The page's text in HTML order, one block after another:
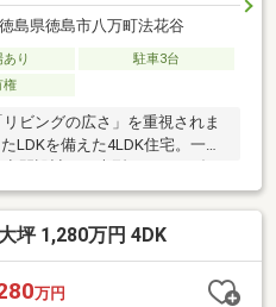
徳島県徳島市八万町法花谷
り
駐車3台
権
ビングの広さ」を重視されま
LDKを備えた4LDK住宅。一般
広さがあります。休日には家
招いてホームパーティーを楽
す。土地は約55坪、建物は約
でき、ご家族で複数台のお車
。
坪 1,280万円 4DK
万円